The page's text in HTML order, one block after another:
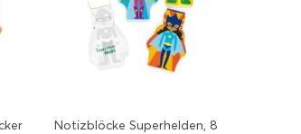
Notizblöcke Superhelden, 8